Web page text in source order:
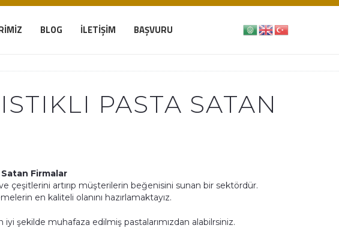
BLOG İLETIŞIM BAŞVURU
PASTA SATAN
Satan Firmalar
çeşitlerini artırıp müşterilerin beğenisini sunan bir sektördür.
en kaliteli olanını hazırlamaktayız.
şekilde muhafaza edilmiş pastalarımızdan alabilrsiniz.